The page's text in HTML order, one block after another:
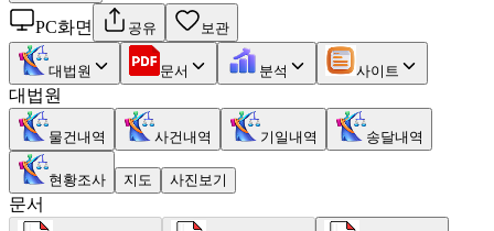
PC화면 공유 보관
대법원 문서 분석 사이트
대법원
물건내역 사건내역 기일내역 송달내역
현황조사 지도 사진보기
문서